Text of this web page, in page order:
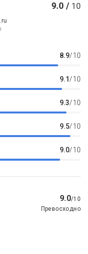
9.0 / 10
8.9/10
9.1/10
9.3/10
9.5/10
9.0/10
9.0/10
Превосходно